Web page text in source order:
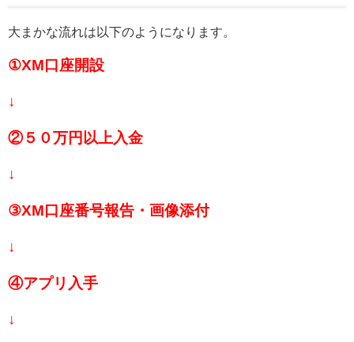
大まかな流れは以下のようになります。
①XM口座開設
↓
②５０万円以上入金
↓
③XM口座番号報告・画像添付
↓
④アプリ入手
↓